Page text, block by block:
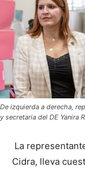
De izquierda a derecha,
y secretaria del DE Yanira
La
Cidra, lleva